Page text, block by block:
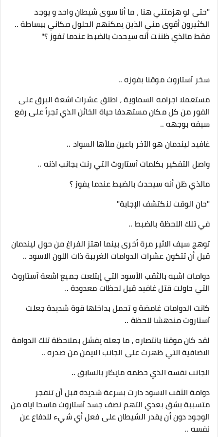
"حتى لو هزمتني هنا ، ما أنا سوى شيطان واحد و يوجد
الكثيرون أقوى مني الذين يمكنهم الحلول مكاني ببساطة ..
فقط مالذي ظننت أنه سيحدث بالضبط عندما تفوز ؟"
سخر آستاروث موقنا بفوزه ..
مستعملا اجرامه السماوية ، اطلق عشرات اشعة البرق على
الفور من كل مكان مستهدفا حياة الخائن الذي تجرأ على رفع
سيفه بوجهه ..
غافيد ليندمان هو الآخر باعين ملأها السواد ..
واصل التفكير بكلمات آستاروث التي رنت بجانب اذنه ..
مالذي ظن أنه سيحدث بالضبط عندما يفوز ؟
"حان الوقت لنكتشف الإجابة"
في تلك اللحظة بالضبط ..
توهج سيف الاثير مرة أخرى بينما اهتز الفراغ من حول ليندمان
قبل أن تتكون عشرات الدوامات الغريبة ذات اللون الاسود ..
دوامات اشبه بالثقب الأسود التي إبتلعت جميع اشعة آستاروث
التي حاولت قتل غافيد قبل لحظات معدودة ..
كانت الدوامات غامضة و تحمل بداخلها قوة شديدة جعلت
آستاروث مندهشا للحظة ..
لقد كان موقنا بانتصاره ، ما جعله يفشل بملاحظة تلك الدوامة
الاضافية التي ظهرت على الجانب الايمن من صدره ..
الجانب نفسه الذي حطمه مايكار بالسابق ..
دوامة الثقب الاسود دارت بسرعة شديدة قبل أن تنفجر
متسببة بشق بعدي التهم نصف جسد آستاروث ماسحا اياه من
الوجود دون أن يقدر الشيطان على فعل أي شيء للدفاع عن
نفسه ..